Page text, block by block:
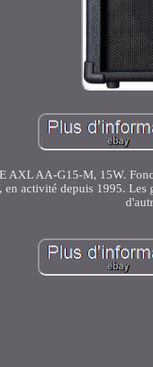
AXL AA-G15-M, 15W.
activité depuis 1995.